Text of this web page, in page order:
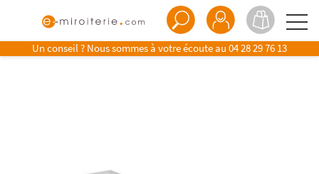
Un conseil ? Nous sommes à votre écoute au 04 28 29 76 13